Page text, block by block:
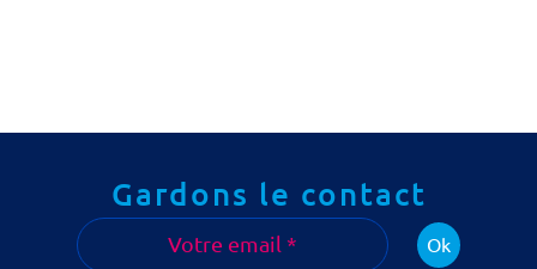
Gardons le contact